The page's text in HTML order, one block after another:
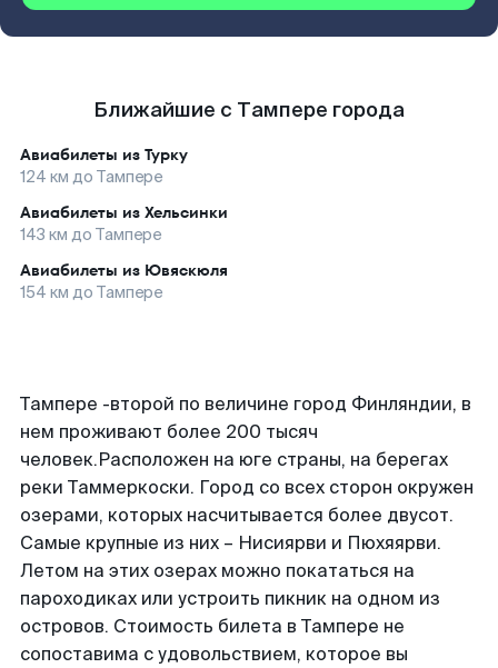
Ближайшие с Тампере города
Авиабилеты из Турку
124 км до Тампере
Авиабилеты из Хельсинки
143 км до Тампере
Авиабилеты из Ювяскюля
154 км до Тампере
Тампере -второй по величине город Финляндии, в
нем проживают более 200 тысяч
человек.Расположен на юге страны, на берегах
реки Таммеркоски. Город со всех сторон окружен
озерами, которых насчитывается более двусот.
Самые крупные из них – Нисиярви и Пюхяярви.
Летом на этих озерах можно покататься на
пароходиках или устроить пикник на одном из
островов. Стоимость билета в Тампере не
сопоставима с удовольствием, которое вы